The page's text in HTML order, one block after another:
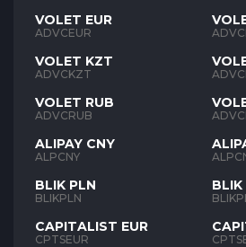
VOLET EUR
ADVCEUR
VOLET KZT
ADVCKZT
VOLET RUB
ADVCRUB
ALIPAY CNY
ALPCNY
BLIK PLN
BLIKPLN
CAPITALIST EUR
CPTSEUR
BLIK